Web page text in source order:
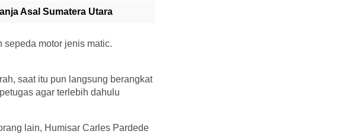
Asal Sumatera Utara
motor jenis matic.
saat itu pun langsung berangkat
agar terlebih dahulu
lain, Humisar Carles Pardede